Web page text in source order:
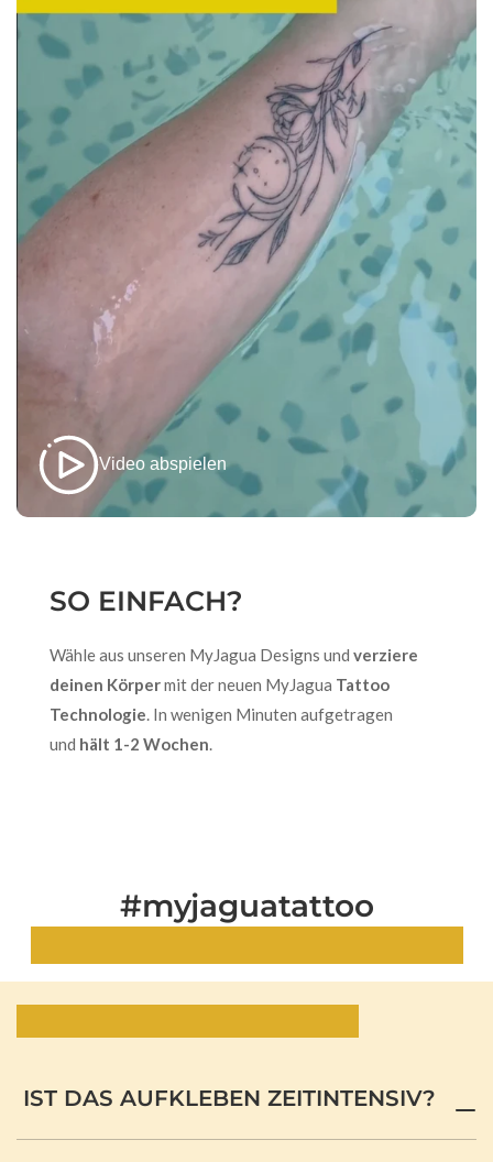
Video abspielen
SO EINFACH?
Wähle aus unseren MyJagua Designs und verziere
deinen Körpermit der neuen MyJagua Tattoo
Technologie. In wenigen Minuten aufgetragen
und hält 1-2 Wochen.
#myjaguatattoo
IST DAS AUFKLEBEN ZEITINTENSIV?